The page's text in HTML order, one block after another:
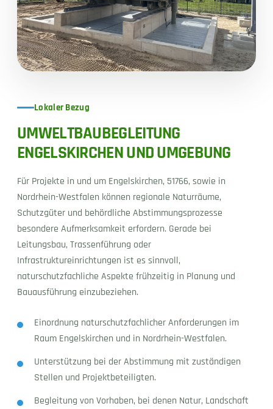
Lokaler Bezug
UMWELTBAUBEGLEITUNG
ENGELSKIRCHEN UND UMGEBUNG
Für Projekte in und um Engelskirchen, 51766, sowie in
Nordrhein-Westfalen können regionale Naturräume,
Schutzgüter und behördliche Abstimmungsprozesse
besondere Aufmerksamkeit erfordern. Gerade bei
Leitungsbau, Trassenführung oder
Infrastruktureinrichtungen ist es sinnvoll,
naturschutzfachliche Aspekte frühzeitig in Planung und
Bauausführung einzubeziehen.
Einordnung naturschutzfachlicher Anforderungen im
Raum Engelskirchen und in Nordrhein-Westfalen.
Unterstützung bei der Abstimmung mit zuständigen
Stellen und Projektbeteiligten.
Begleitung von Vorhaben, bei denen Natur, Landschaft